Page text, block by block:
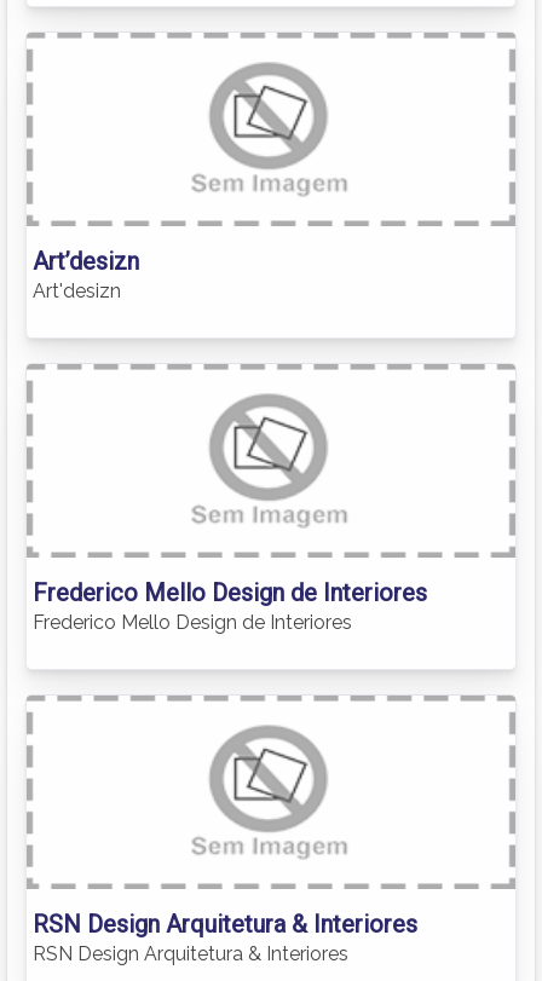
Art’desizn
Art'desizn
Frederico Mello Design de Interiores
Frederico Mello Design de Interiores
RSN Design Arquitetura & Interiores
RSN Design Arquitetura & Interiores